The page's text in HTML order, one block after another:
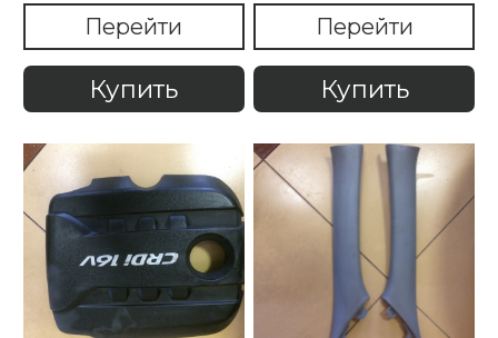
2011-2018
Перейти
Купить
Перейти
Купить